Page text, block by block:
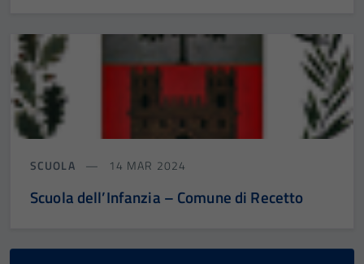
SCUOLA 14 MAR 2024
Scuola dell’Infanzia – Comune di Recetto